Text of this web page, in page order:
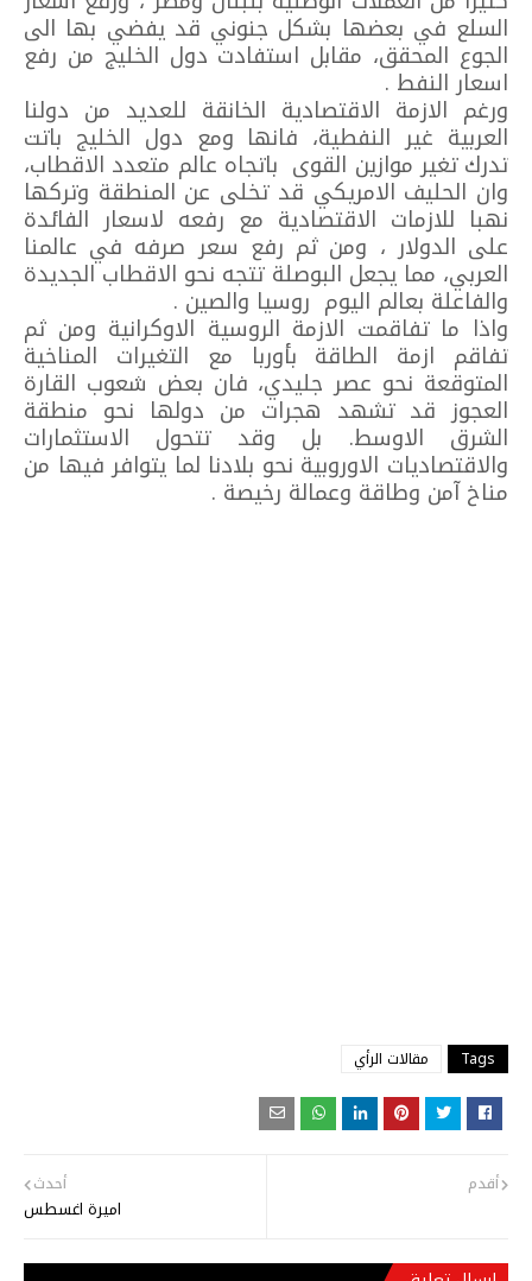
السلع في بعضها بشكل جنوني قد يفضي بها الى
الجوع المحقق، مقابل استفادت دول الخليج من رفع
اسعار النفط .
ورغم الازمة الاقتصادية الخانقة للعديد من دولنا
العربية غير النفطية، فانها ومع دول الخليج باتت
تدرك تغير موازين القوى باتجاه عالم متعدد الاقطاب،
وان الحليف الامريكي قد تخلى عن المنطقة وتركها
نهبا للازمات الاقتصادية مع رفعه لاسعار الفائدة
على الدولار ، ومن ثم رفع سعر صرفه في عالمنا
العربي، مما يجعل البوصلة تتجه نحو الاقطاب الجديدة
والفاعلة بعالم اليوم روسيا والصين .
واذا ما تفاقمت الازمة الروسية الاوكرانية ومن ثم
تفاقم ازمة الطاقة بأوربا مع التغيرات المناخية
المتوقعة نحو عصر جليدي، فان بعض شعوب القارة
العجوز قد تشهد هجرات من دولها نحو منطقة
الشرق الاوسط. بل وقد تتحول الاستثمارات
والاقتصاديات الاوروبية نحو بلادنا لما يتوافر فيها من
مناخ آمن وطاقة وعمالة رخيصة .
Tags مقالات الرأي
أحدث
اميرة اغسطس
أقدم